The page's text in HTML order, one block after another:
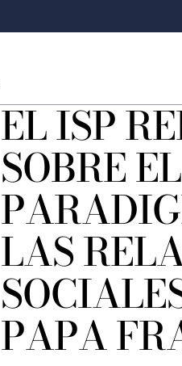
EL ISP
SOBRE
LAS
PAPA